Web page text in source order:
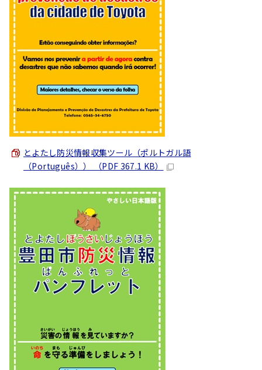
とよたし防災情報収集ツール（ポルトガル語
（Português）） （PDF 367.1 KB）